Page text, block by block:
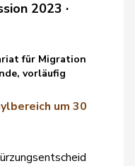
2023 ·
für Migration
vorläufig
um 30